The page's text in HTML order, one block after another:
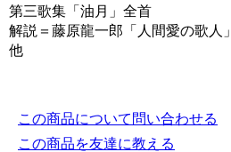
第三歌集「油月」全首
解説＝藤原龍一郎「人間愛の歌人」
他
この商品について問い合わせる
この商品を友達に教える